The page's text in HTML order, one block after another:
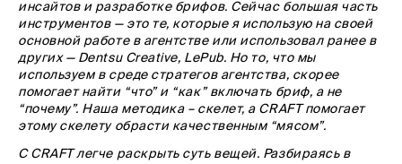
инсайтов и разработке брифов. Сейчас большая часть
инструментов — это те, которые я использую на своей
основной работе в агентстве или использовал ранее в
других — Dentsu Creative, LePub. Но то, что мы
используем в среде стратегов агентства, скорее
помогает найти “что” и “как” включать бриф, а не
“почему”. Наша методика – скелет, а CRAFT помогает
этому скелету обрасти качественным “мясом”.
С CRAFT легче раскрыть суть вещей. Разбираясь в